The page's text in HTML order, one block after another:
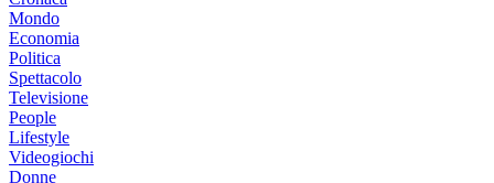
Mondo
Economia
Politica
Spettacolo
Televisione
People
Lifestyle
Videogiochi
Donne